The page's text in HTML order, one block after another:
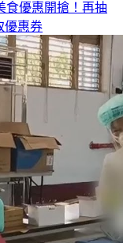
食優惠開搶！再抽
優惠券